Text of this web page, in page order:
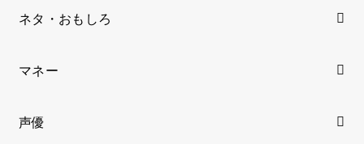
ネタ・おもしろ
マネー
声優